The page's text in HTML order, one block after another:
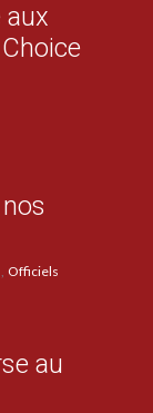
aux
Officiels
au